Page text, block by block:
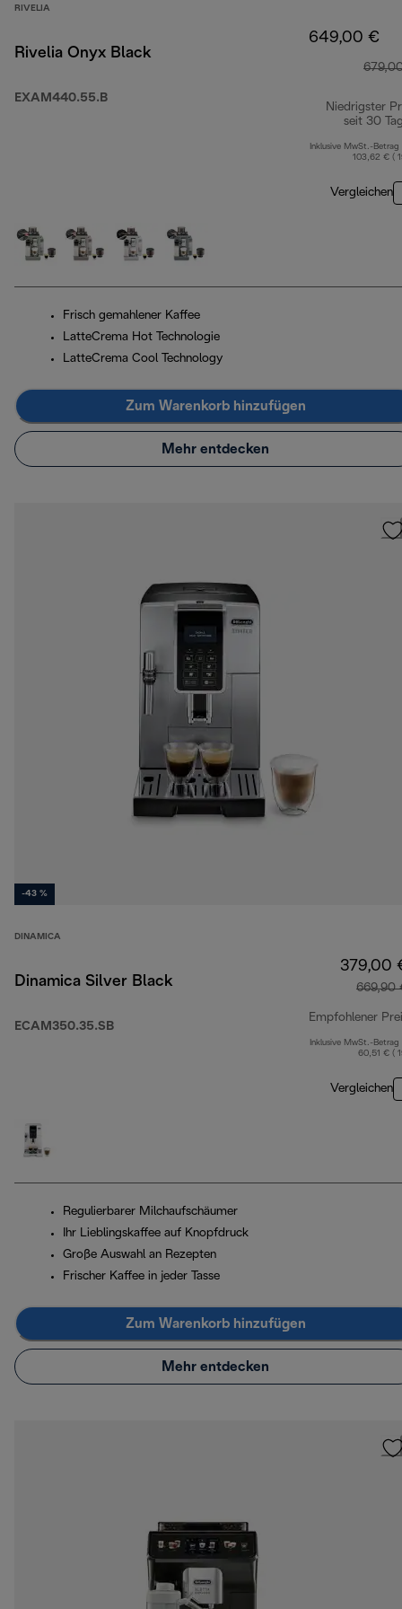
RIVELIA
Rivelia Onyx Black
EXAM440.55.B
649,00 €
Niedrigster
seit 30
Inklusive MwSt.-Betrag
103,62 € (
Vergleichen
Frisch gemahlener Kaffee
LatteCrema Hot Technologie
LatteCrema Cool Technology
Zum Warenkorb hinzufügen
Mehr entdecken
-43 %
DINAMICA
Dinamica Silver Black
ECAM350.35.SB
379,00
669,90
Empfohlener
Inklusive MwSt.-Betrag
60,51 € (
Vergleichen
Regulierbarer Milchaufschäumer
Ihr Lieblingskaffee auf Knopfdruck
Große Auswahl an Rezepten
Frischer Kaffee in jeder Tasse
Zum Warenkorb hinzufügen
Mehr entdecken